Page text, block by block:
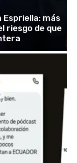
Espriella: más
riesgo de que